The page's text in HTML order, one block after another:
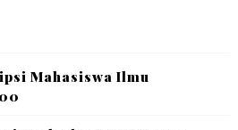
Mahasiswa Ilmu